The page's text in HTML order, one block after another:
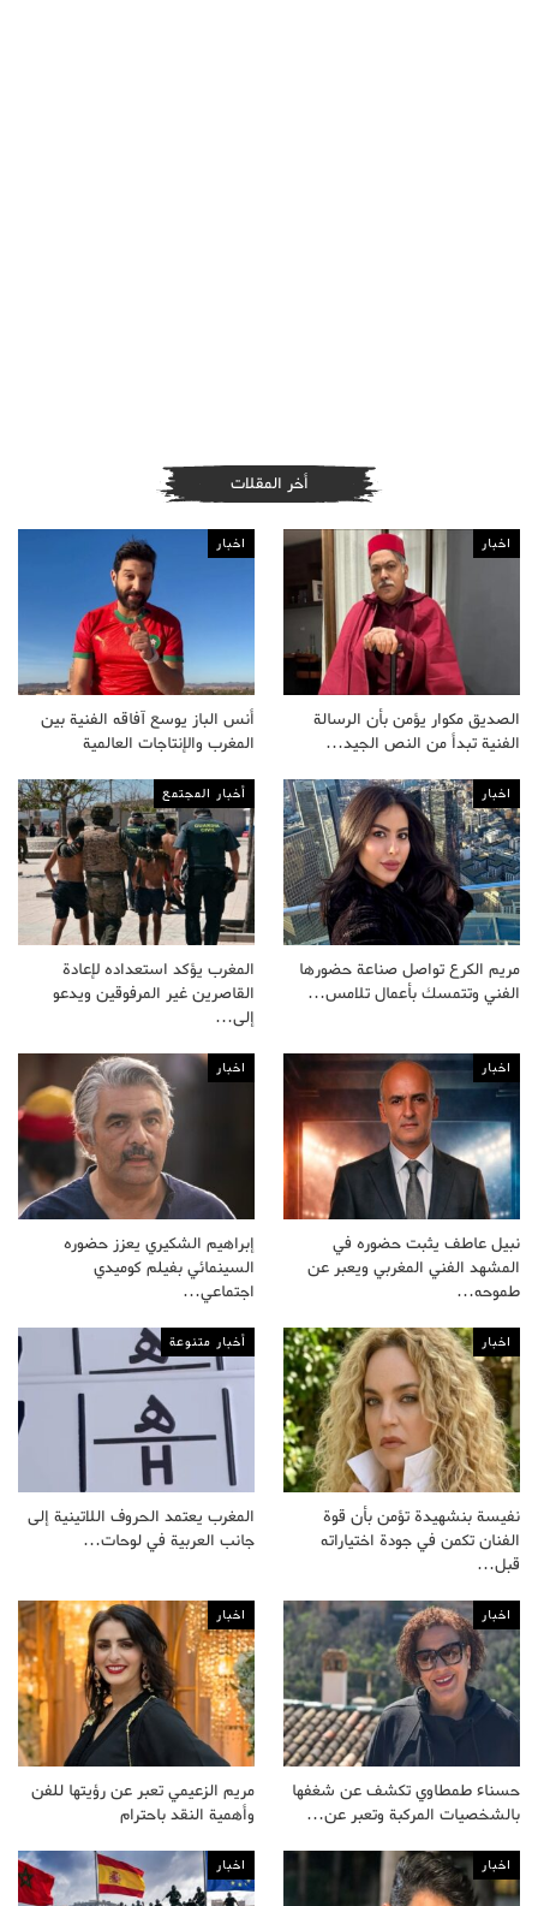
أخر المقلات
اخبار
الصديق مكوار يؤمن بأن الرسالة
الفنية تبدأ من النص الجيد…
اخبار
أنس الباز يوسع آفاقه الفنية بين
المغرب والإنتاجات العالمية
اخبار
مريم الكرع تواصل صناعة حضورها
الفني وتتمسك بأعمال تلامس…
أخبار المجتمع
المغرب يؤكد استعداده لإعادة
القاصرين غير المرفوقين ويدعو
إلى…
اخبار
نبيل عاطف يثبت حضوره في
المشهد الفني المغربي ويعبر عن
طموحه…
اخبار
إبراهيم الشكيري يعزز حضوره
السينمائي بفيلم كوميدي
اجتماعي…
اخبار
نفيسة بنشهيدة تؤمن بأن قوة
الفنان تكمن في جودة اختياراته
قبل…
أخبار متنوعة
المغرب يعتمد الحروف اللاتينية إلى
جانب العربية في لوحات…
اخبار
حسناء طمطاوي تكشف عن شغفها
بالشخصيات المركبة وتعبر عن…
اخبار
مريم الزعيمي تعبر عن رؤيتها للفن
وأهمية النقد باحترام
اخبار اخبار